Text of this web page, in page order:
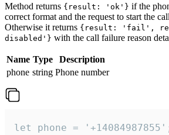
Method returns {result: 'ok'} if the
correct format and the request to start the
Otherwise it returns {result: 'fail',
disabled'} with the call failure reason
Name Type
Description
phone string Phone number
let phone =